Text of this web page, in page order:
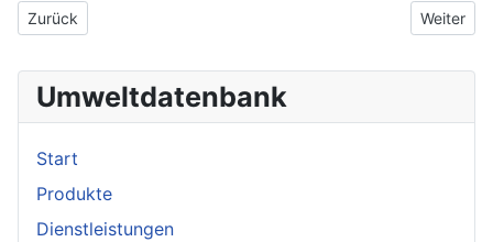
Vorheriger Beitrag: Ethylbenzol
Zurück Nächster
Weiter
Umweltdatenbank
Start
Produkte
Dienstleistungen